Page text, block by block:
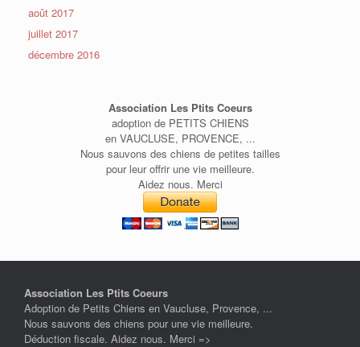
août 2017
juillet 2017
décembre 2016
Association Les Ptits Coeurs
adoption de PETITS CHIENS
en VAUCLUSE, PROVENCE, ...
Nous sauvons des chiens de petites tailles
pour leur offrir une vie meilleure.
Aidez nous. Merci
Association Les Ptits Coeurs
Adoption de Petits Chiens en Vaucluse, Provence, ...
Nous sauvons des chiens pour une vie meilleure.
Déduction fiscale. Aidez nous. Merci =>